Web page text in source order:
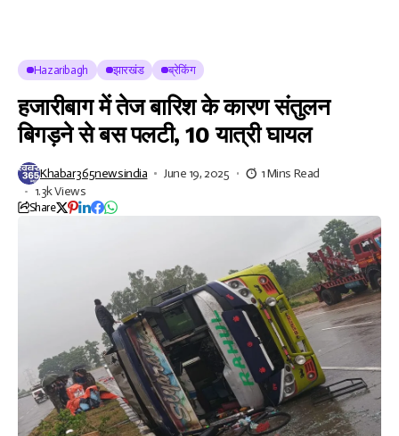
Hazaribagh झारखंड ब्रेकिंग
हजारीबाग में तेज बारिश के कारण संतुलन
बिगड़ने से बस पलटी, 10 यात्री घायल
Khabar365newsindia June 19, 2025
1 Mins Read
1.3k Views
Share